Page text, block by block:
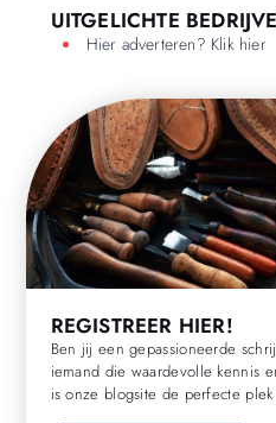
UITGELICHTE
Hier adverteren? Klik hier
REGISTREER HIER!
Ben jij een gepassioneerde
iemand die waardevolle kennis
is onze blogsite de perfecte